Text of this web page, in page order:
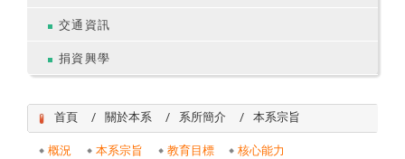
交通資訊
捐資興學
首頁 關於本系 系所簡介 本系宗旨
概況 本系宗旨 教育目標 核心能力